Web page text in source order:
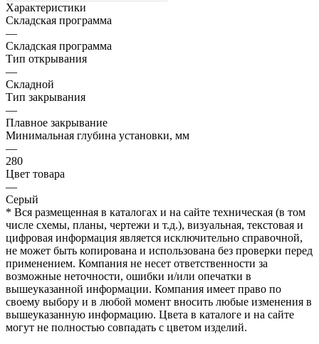
Характеристики
Складская программа
—
Складская программа
Тип открывания
—
Складной
Тип закрывания
—
Плавное закрывание
Минимальная глубина установки, мм
—
280
Цвет товара
—
Серый
* Вся размещенная в каталогах и на сайте техническая (в том
числе схемы, планы, чертежи и т.д.), визуальная, текстовая и
цифровая информация является исключительно справочной,
не может быть копирована и использована без проверки перед
применением. Компания не несет ответственности за
возможные неточности, ошибки и/или опечатки в
вышеуказанной информации. Компания имеет право по
своему выбору и в любой момент вносить любые изменения в
вышеуказанную информацию. Цвета в каталоге и на сайте
могут не полностью совпадать с цветом изделий.